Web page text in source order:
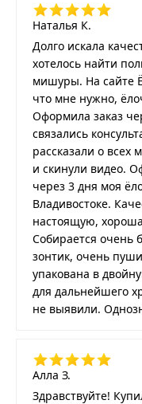
Наталья К.
Долго искала
хотелось найти
мишуры. На сайте
что мне нужно,
Оформила заказ
связались
рассказали о
и скинули видео.
через 3 дня моя
Владивостоке.
настоящую,
Собирается очень
зонтик, очень
упакована в
для дальнейшего
не выявили.
Алла З.
Здравствуйте!